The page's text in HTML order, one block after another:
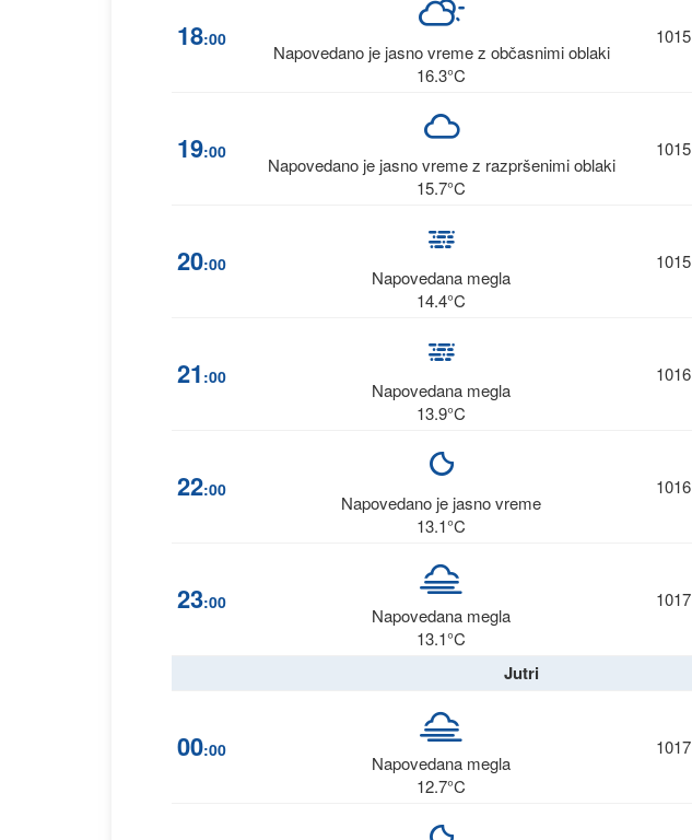
18:00
Napovedano je jasno vreme z občasnimi oblaki
16.3°C
1015
19:00
Napovedano je jasno vreme z razpršenimi oblaki
15.7°C
1015
20:00
Napovedana megla
14.4°C
1015
21 :00
Napovedana megla
13.9°C
1016
22:00
Napovedano je jasno vreme
13.1°C
1016
23:00
Napovedana megla
13.1°C
1017
Jutri
00:00
Napovedana megla
12.7°C
1017